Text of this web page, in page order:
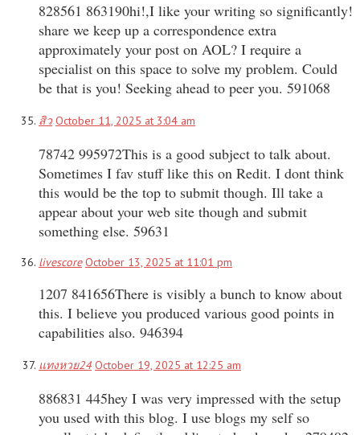
828561 863190hi!,I like your writing so significantly!
share we keep up a correspondence extra
approximately your post on AOL? I require a
specialist on this space to solve my problem. Could
be that is you! Seeking ahead to peer you. 591068
สิว October 11, 2025 at 3:04 am
78742 995972This is a good subject to talk about.
Sometimes I fav stuff like this on Redit. I dont think
this would be the top to submit though. Ill take a
appear about your web site though and submit
something else. 59631
livescore October 13, 2025 at 11:01 pm
1207 841656There is visibly a bunch to know about
this. I believe you produced various good points in
capabilities also. 946394
แทงหวย24 October 19, 2025 at 12:25 am
886831 445hey I was very impressed with the setup
you used with this blog. I use blogs my self so